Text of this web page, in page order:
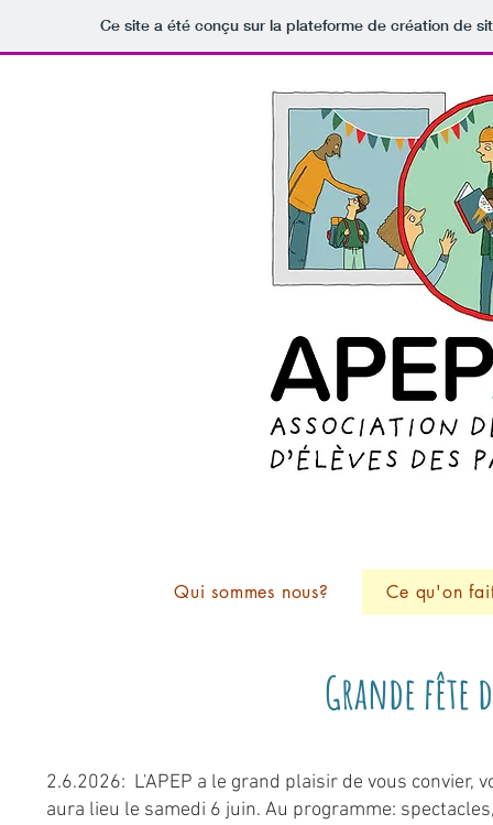
Ce site a été conçu sur la plateforme de création de
Qui sommes nous? Ce qu'on
Grande fête
2.6.2026: L'APEP a le grand plaisir de vous convier,
aura lieu le samedi 6 juin. Au programme: